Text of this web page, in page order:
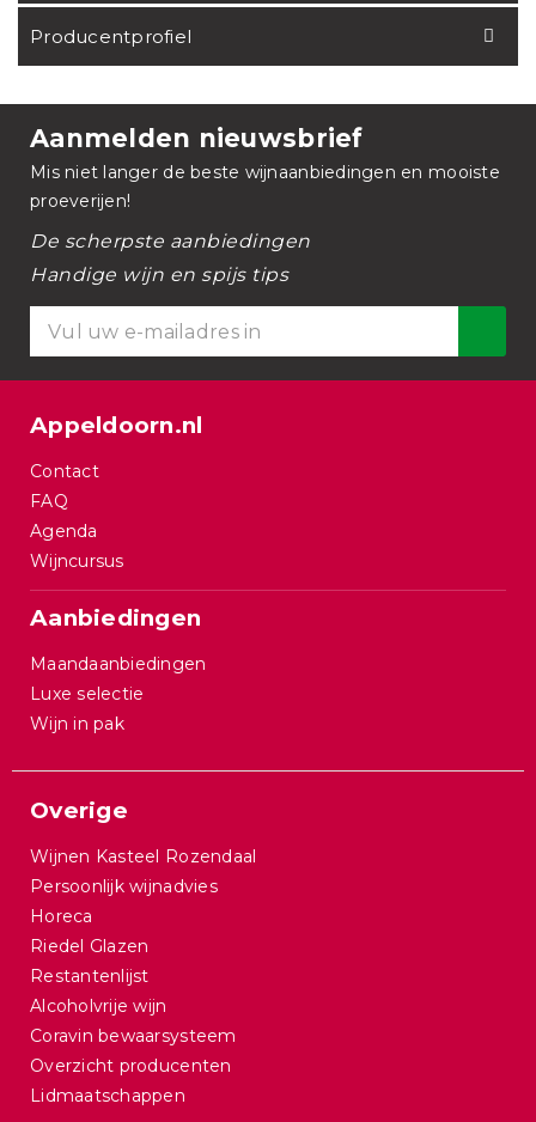
Producentprofiel
Aanmelden nieuwsbrief
Mis niet langer de beste wijnaanbiedingen en mooiste
proeverijen!
De scherpste aanbiedingen
Handige wijn en spijs tips
Appeldoorn.nl
Contact
FAQ
Agenda
Wijncursus
Aanbiedingen
Maandaanbiedingen
Luxe selectie
Wijn in pak
Overige
Wijnen Kasteel Rozendaal
Persoonlijk wijnadvies
Horeca
Riedel Glazen
Restantenlijst
Alcoholvrije wijn
Coravin bewaarsysteem
Overzicht producenten
Lidmaatschappen